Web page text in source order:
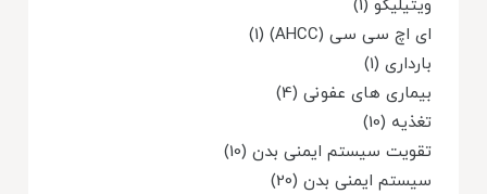
ویتیلیگو (1)
ای اچ سی سی (AHCC) (1)
بارداری (1)
بیماری های عفونی (4)
تغذیه (10)
تقویت سیستم ایمنی بدن (10)
سیستم ایمنی بدن (20)